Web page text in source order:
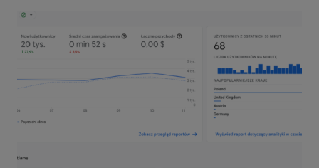
I
(FAQ)